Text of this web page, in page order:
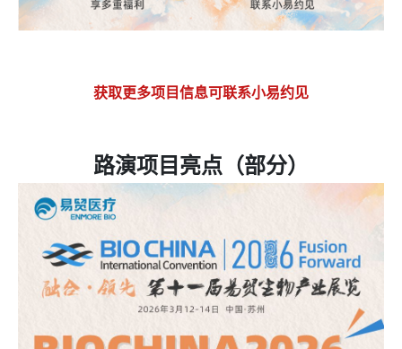
获取更多项目信息可联系小易约见
路演项目亮点（部分）